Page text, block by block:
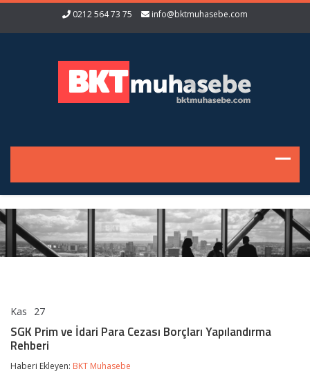
0212 564 73 75 info@bktmuhasebe.com
Kas 27
Prim
ve
Cezası
SGK Prim ve İdari Para Cezası Borçları Yapılandırma
Rehberi
Haberi Ekleyen: BKT Muhasebe